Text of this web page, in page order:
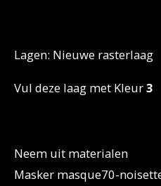
Lagen: Nieuwe rasterlaag
Vul deze laag met Kleur3
Neem uit materialen
Masker masque70-